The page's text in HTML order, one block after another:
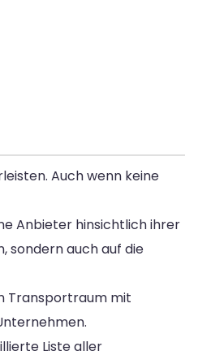
Auch wenn keine
Anbieter hinsichtlich ihrer
sondern auch auf die
Transportraum mit
Liste aller